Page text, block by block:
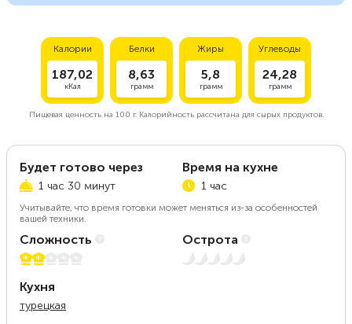
Калории
187,02
кКал
Белки
8,63
грамм
Жиры
5,8
грамм
Углеводы
24,28
грамм
Пищевая ценность на 100 г.Калорийность рассчитана для сырых продуктов.
Будет готово через
1 час 30 минут
Время на кухне
1 час
Учитывайте, что время готовки может меняться из-за особенностей
вашей техники.
Сложность
2 из 5
Острота
Нет остроты
Кухня
турецкая